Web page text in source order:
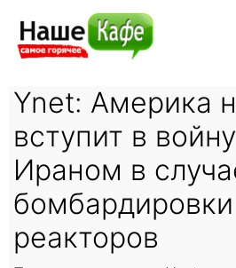
Ynet: Америка
вступит в
Ираном в
бомбардировки
реакторов